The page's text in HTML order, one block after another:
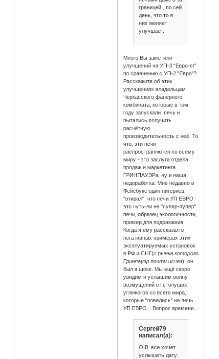
границей , по сей
день, что то в
них меняет
улучшает.
Много Вы заметили
улучшений на УП-3 "Евро-m"
по сравнению с УП-2 "Евро"?
Расскажите об этих
улучшениях владельцам
Черкасского фанерного
комбината, которые в том
году запускали печь и
пытались получить
расчётную
производительность с неё. То
что, эти печи
распространяются по всему
миру - это заслуга отдела
продаж и маркетинга
ГРИНПАУЭРа, ну и наша
недоработка. Мне недавно в
Фейсбуке один нигериец
"втирал", что печи УП ЕВРО -
это чуть-ли не "супер-пупер"
печи, образец экологичности,
пример для подражания.
Когда я ему рассказал о
негативных примерах этих
эксплуатируемых установок
в РФ и СНГ(с рынка которого
Гринпауэр почти исчез), он
был в шоке. Мы ещё скоро
увидим и услышим волну
возмущений от стонущих
углежогов со всего мира,
которые "повелись" на печь
УП ЕВРО... Вопрос времени...
Сергей79
написал(а):
О.В. все хочет
услышать дату.